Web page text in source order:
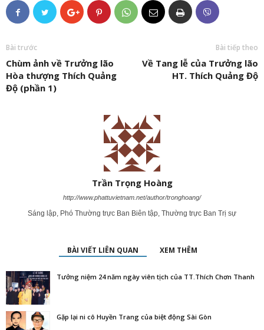
Bài trước
Chùm ảnh về Trưởng lão
Hòa thượng Thích Quảng
Độ (phần 1)
Bài tiếp theo
Về Tang lễ của Trưởng lão
HT. Thích Quảng Độ
Trần Trọng Hoàng
http://www.phattuvietnam.net/author/tronghoang/
Sáng lập, Phó Thường trực Ban Biên tập, Thường trực Ban Trị sự
BÀI VIẾT LIÊN QUAN XEM THÊM
Tưởng niệm 24 năm ngày viên tịch của TT.Thích Chơn Thanh
Gặp lại ni cô Huyền Trang của biệt động Sài Gòn